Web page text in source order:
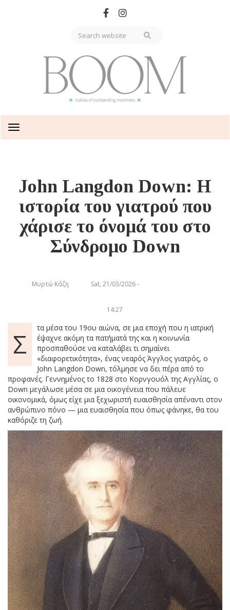
Toggle
navigation
John Langdon Down: Η
ιστορία του γιατρού που
χάρισε το όνομά του στο
Σύνδρομο Down
Μυρτώ Κάζη Sat, 21/03/2026 -
14:27
Σ
τα μέσα του 19ου αιώνα, σε μια εποχή που η ιατρική
έψαχνε ακόμη τα πατήματά της και η κοινωνία
προσπαθούσε να καταλάβει τι σημαίνει
«διαφορετικότητα», ένας νεαρός Άγγλος γιατρός, ο
John Langdon Down, τόλμησε να δει πέρα από το
προφανές. Γεννημένος το 1828 στο Κορνγουόλ της Αγγλίας, ο
Down μεγάλωσε μέσα σε μια οικογένεια που πάλευε
οικονομικά, όμως είχε μια ξεχωριστή ευαισθησία απέναντι στον
ανθρώπινο πόνο — μια ευαισθησία που όπως φάνηκε, θα του
καθόριζε τη ζωή.